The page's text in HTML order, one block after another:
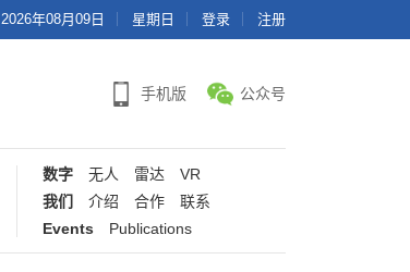
2026年08月09日 星期日 登录 注册
手机版 公众号
数字 无人 雷达
VR
我们
介绍 合作
联系
Events
Publications